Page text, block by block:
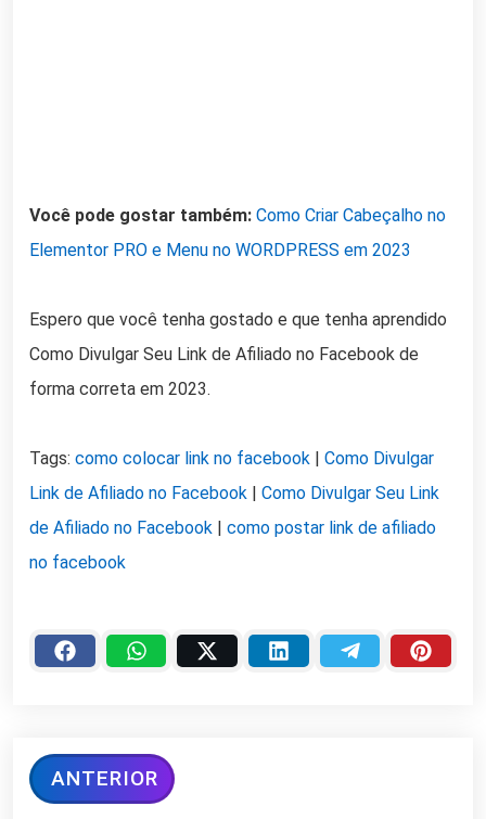
Você pode gostar também: Como Criar Cabeçalho no
Elementor PRO e Menu no WORDPRESS em 2023
Espero que você tenha gostado e que tenha aprendido
Como Divulgar Seu Link de Afiliado no Facebook de
forma correta em 2023.
Tags: como colocar link no facebook
Como Divulgar
Link de Afiliado no Facebook
Como Divulgar Seu Link
de Afiliado no Facebook
como postar link de afiliado
no facebook
ANTERIOR